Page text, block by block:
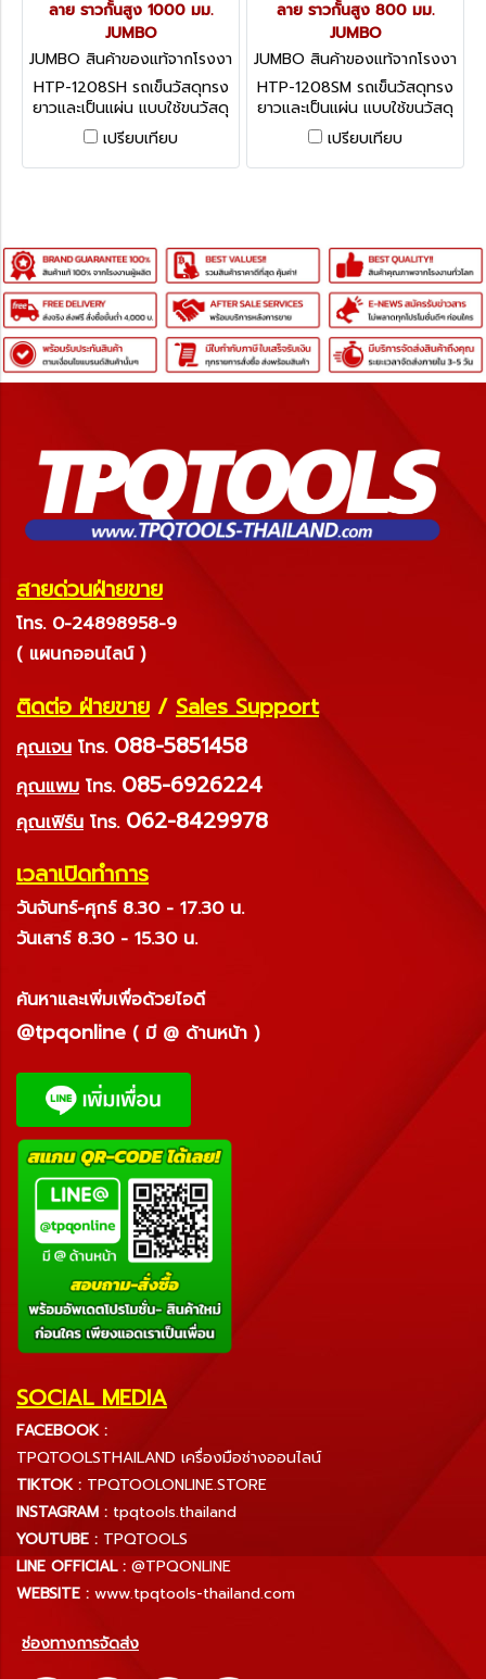
ลาย ราวกั้นสูง 1000 มม.
JUMBO
JUMBO สินค้าของแท้จากโรงงา
นผู้ผลิต HTP-1208SH
HTP-1208SH รถเข็นวัสดุทรง
ยาวและเป็นแผ่น แบบใช้ขนวัสดุ
แผ่น ราวกั้นปรับได้ พื้นเหล็กลาย
ราวกั้นสูง 1000 มม. JUMBO
เปรียบเทียบ
ลาย ราวกั้นสูง 800 มม.
JUMBO
JUMBO สินค้าของแท้จากโรงงา
นผู้ผลิต HTP-1208SM
HTP-1208SM รถเข็นวัสดุทรง
ยาวและเป็นแผ่น แบบใช้ขนวัสดุ
แผ่น ราวกั้นปรับได้ พื้นเหล็กลาย
ราวกั้นสูง 800 มม. JUMBO
เปรียบเทียบ
สายด่วนฝ่ายขาย
โทร. 0-24898958-9
( แผนกออนไลน์ )
ติดต่อ ฝ่ายขาย / Sales Support
คุณเจน โทร. 088-5851458
คุณแพม โทร. 085-6926224
คุณเฟิร์น โทร. 062-8429978
เวลาเปิดทำการ
วันจันทร์-ศุกร์ 8.30 - 17.30 น.
วันเสาร์ 8.30 - 15.30 น.
ค้นหาและเพิ่มเพื่อด้วยไอดี
@tpqonline ( มี @ ด้านหน้า )
SOCIAL MEDIA
FACEBOOK :
TPQTOOLSTHAILAND เครื่องมือช่างออนไลน์
TIKTOK : TPQTOOLONLINE.STORE
INSTAGRAM : tpqtools.thailand
YOUTUBE : TPQTOOLS
LINE OFFICIAL : @TPQONLINE
WEBSITE : www.tpqtools-thailand.com
ช่องทางการจัดส่ง